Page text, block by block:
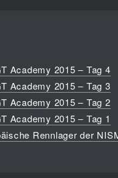
Academy 2015 – Tag 4
Academy 2015 – Tag 3
Academy 2015 – Tag 2
Academy 2015 – Tag 1
Rennlager der